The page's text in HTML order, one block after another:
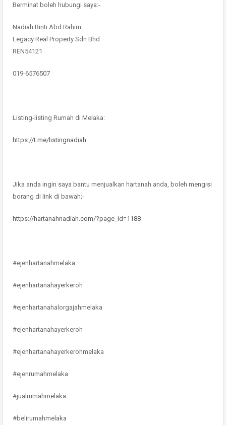
Berminat boleh hubungi saya:-
Nadiah Binti Abd Rahim
Legacy Real Property Sdn Bhd
REN54121
019-6576507
Listing-listing Rumah di Melaka:
https://t.me/listingnadiah
Jika anda ingin saya bantu menjualkan hartanah anda, boleh mengisi
borang di link di bawah;-
https://hartanahnadiah.com/?page_id=1188
#ejenhartanahmelaka
#ejenhartanahayerkeroh
#ejenhartanahalorgajahmelaka
#ejenhartanahayerkeroh
#ejenhartanahayerkerohmelaka
#ejenrumahmelaka
#jualrumahmelaka
#belirumahmelaka